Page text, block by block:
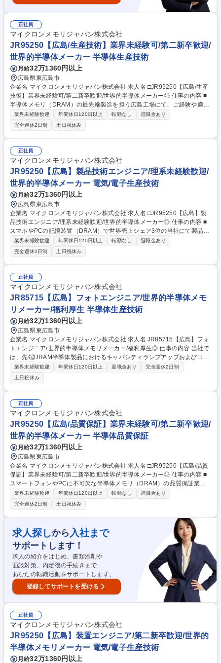
正社員
マイクロンメモリジャパン株式会社
JR95250【広島/生産技術】業界未経験可/第二新卒歓迎/
世界的半導体メーカー 半導体生産技術
月給32万1360円以上
広島県東広島市
企業名 マイクロンメモリジャパン株式会社 求人名 □JR95250【広島/生産
技術】業界未経験可/第二新卒歓迎/世界的半導体メーカー◎ 仕事の内容 ■
半導体メモリ（DRAM）の最先端製造を担う広島工場にて、ご経験や適性
に応じて「装置エンジニア」または「製品技術エンジニア」のいずれかの
業務をお任せします。半導体の専門知識は入社後習得可能です。 (1) 装置
エンジニア：製造装置の構造を理解し、改良やメンテナンス、トラブル対
応を通じて稼働率向上や生産性最大化を推進。 (2) 製品技術エンジニア：
製造工程のデータをもとにスペック外や不良発生の原因を分析、良品率
（歩留まり）向上のためのプロセス改善を実施。 ※入社後は丁寧なトレー
ニングがあり、異業界の先輩も多数活躍中です。社内公募制度で海外挑戦
やキャリアチェンジも可能です。 募集職種 □JR95250【広島/生産技術】
業界未経験可/第二新卒歓迎/世界的半導体メーカー◎
業界未経験歓迎 年間休日120日以上 転勤なし
退職金あり
完全週休2日制
土日祝休み
正社員
マイクロンメモリジャパン株式会社
JR95250【広島】製品技術エンジニア/理系未経験歓迎/
世界的半導体メーカー 電気/電子生産技術
月給32万1360円以上
広島県東広島市
企業名 マイクロンメモリジャパン株式会社 求人名 □JR95250【広島】製
品技術エンジニア/理系未経験歓迎/世界的半導体メーカー◎ 仕事の内容 ■
スマホやPCの記憶装置（DRAM）で世界売上シェア3位の当社にて製品技
術エンジニア業務をお任せ。製造データをもとに不良解析や改善を行い、
最先端メモリの良品率向上と量産安定化を推進します。 【詳細】製品技術
エンジニア：製品プロセスの構築・改善を担当。不良・スペック外発生の
原因分析、プロセス改善を行います。半導体デバイス構造の見地から、生
産プロセスの最適化を行います。 【魅力】半導体メモリは、今後のIT社会
の発展には欠かせず、自身の仕事を通じて世の中の発展に貢献することが
できるやりがいがございます。 募集職種 □JR95250【広島】製品技術エ
ンジニア/理系未経験歓迎/世界的半導体メーカー◎
業界未経験歓迎 年間休日120日以上 転勤なし
退職金あり
完全週休2日制
土日祝休み
正社員
マイクロンメモリジャパン株式会社
JR85715【広島】フォトエンジニア/世界的半導体メモ
リメーカー/福利厚生 半導体生産技術
月給32万1360円以上
広島県東広島市
企業名 マイクロンメモリジャパン株式会社 求人名 JR85715【広島】フォ
トエンジニア/世界的半導体メモリメーカー/福利厚生◎ 仕事の内容 当社で
は、先端DRAM半導体製品におけるキャパシティランプアップおよびコス
ト削減に向けたビジネス目標の達成に貢献いただける、意欲的なフォトエ
ンジニアを募集しています。 【詳細】■Track装置のプロセス最適化およ
び安定稼働を通じて生産性を向上させ、キャパシティ拡張とコスト効率化
推進■装置ベンダーや部品・材料メーカーと連携、技術的課題の解決に向
け革新的な技術の開発・導入■部門横断的な改善活動を牽引のため、マネ
ージャー,エンジニア,テクニシャンと密に連携、効果的なコミュニケーシ
ョンを図る■新技術の導入に際し、国内や海外の製造拠点とも連携、全社
的な技術展開に貢献する 募集職種 JR85715【広島】フォトエンジニア/世
界的半導体メモリメーカー/福利厚生◎
業界未経験歓迎 年間休日120日以上 退職金あり
完全週休2日制
土日祝休み
正社員
マイクロンメモリジャパン株式会社
JR95250【広島/品質保証】業界未経験可/第二新卒歓迎/
世界的半導体メーカー 半導体品質保証
月給32万1360円以上
広島県東広島市
企業名 マイクロンメモリジャパン株式会社 求人名 □JR95250【広島/品質
保証】業界未経験可/第二新卒歓迎/世界的半導体メーカー◎ 仕事の内容 ■
スマートフォンやPCに不可欠な半導体メモリ（DRAM）の品質保証業務
（品質技術エンジニア）をお任せします。原材料や製造環境の管理、製品
品質の監視などを通じて、不良の未然防止と品質安定を実現します。 【詳
細】ご経験や適性に応じて以下の品質管理・保証業務を行います。 ■ガ
ス・薬液・純水などの原材料品質管理 ■温度・湿度をはじめとするクリー
ンルームの環境管理 ■製品品質の監視・評価 ■Chem Labでの不良原因の
分析・再現防止策の立案 【研修体制】半導体の基礎を学ぶトレーニングや
メンター制度、英語研修など、未経験から安心して成長できる環境が整っ
ています。 募集職種 □JR95250【広島/品質保証】業界未経験可/第二新卒
歓迎/世界的半導体メーカー◎
業界未経験歓迎 年間休日120日以上 転勤なし
退職金あり
完全週休2日制
土日祝休み
求人探しから 入社まで
サポートします！
求人の紹介をはじめ、書類添削や
面談対策、内定後の手続きまで
あなたの転職活動をサポートします。
登録してサポートを受ける
正社員
マイクロンメモリジャパン株式会社
JR95250【広島】装置エンジニア/第二新卒歓迎/世界的
半導体メモリメーカー 電気/電子生産技術
月給32万1360円以上